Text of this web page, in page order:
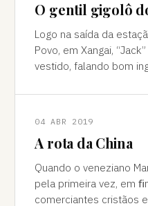
O gentil gigolô
Logo na saída da
Povo, em Xangai,
vestido, falando bom
04 ABR 2019
A rota da China
Quando o veneziano
pela primeira vez, em
comerciantes cristãos